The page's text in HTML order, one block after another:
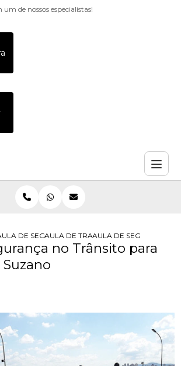
de nossos especialistas!
DE SEGURANCA NO TRANSITO
AULA DE TRANSITO PARA
AULA DE SEGURANCA
no Trânsito para